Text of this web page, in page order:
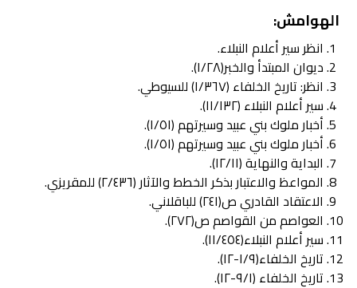
الهوامش:
انظر سير أعلام النبلاء.
ديوان المبتدأ والخبر(١/٢٨).
انظر: تاریخ الخلفاء (١/٣٦٧) للسيوطي.
سير أعلام النبلاء (١١/١٣٢).
أخبار ملوك بني عبيد وسيرتهم (١/٥١).
أخبار ملوك بني عبيد وسيرتهم (١/٥١).
البداية والنهاية (١٢/١١).
المواعظ والاعتبار بذكر الخطط والآثار (٢/٤٣٦) للمقريزي.
الاعتقاد القادري ص(۲٤۱) للباقلاني.
العواصم من القواصم ص(۲۷۲).
سير أعلام النبلاء(١١/٤٥٤).
تاریخ الخلفاء(١/٩-١٢).
تاریخ الخلفاء (۹/۱-۱۲).